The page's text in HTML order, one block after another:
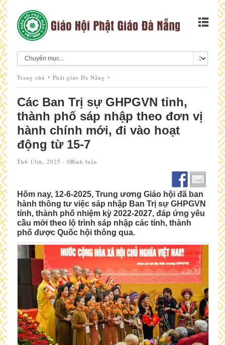
Trang chủ Phật giáo Đà Nẵng
Các Ban Trị sự GHPGVN tỉnh,
thành phố sáp nhập theo đơn vị
hành chính mới, đi vào hoạt
động từ 15-7
Th6 13th, 2025 · 0Bình luận
Hôm nay, 12-6-2025, Trung ương Giáo hội đã ban
hành thông tư việc sáp nhập Ban Trị sự GHPGVN
tỉnh, thành phố nhiệm kỳ 2022-2027, đáp ứng yêu
cầu mới theo lộ trình sáp nhập các tỉnh, thành
phố được Quốc hội thông qua.